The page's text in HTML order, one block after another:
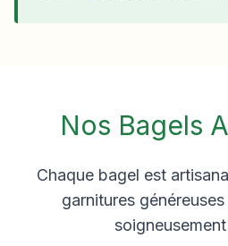
Nos Bagels
Chaque bagel est
garnitures